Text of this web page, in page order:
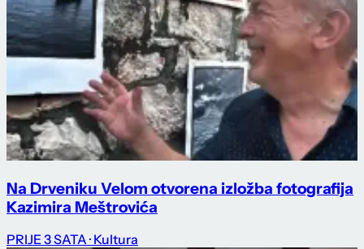
Na Drveniku Velom otvorena izložba fotografija
Kazimira Meštrovića
PRIJE 3 SATA · Kultura